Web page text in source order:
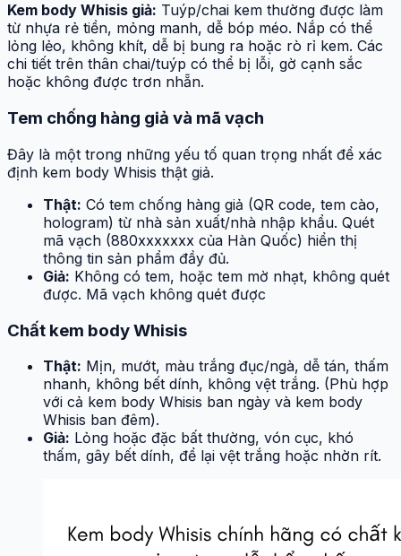
Kem body Whisis giả: Tuýp/chai kem thường được làm
từ nhựa rẻ tiền, mỏng manh, dễ bóp méo. Nắp có thể
lỏng lẻo, không khít, dễ bị bung ra hoặc rò rỉ kem. Các
chi tiết trên thân chai/tuýp có thể bị lỗi, gờ cạnh sắc
hoặc không được trơn nhẵn.
Tem chống hàng giả và mã vạch
Đây là một trong những yếu tố quan trọng nhất để xác
định kem body Whisis thật giả.
Thật: Có tem chống hàng giả (QR code, tem cào,
hologram) từ nhà sản xuất/nhà nhập khẩu. Quét
mã vạch (880xxxxxxx của Hàn Quốc) hiển thị
thông tin sản phẩm đầy đủ.
Giả: Không có tem, hoặc tem mờ nhạt, không quét
được. Mã vạch không quét được
Chất kem body Whisis
Thật: Mịn, mướt, màu trắng đục/ngà, dễ tán, thấm
nhanh, không bết dính, không vệt trắng. (Phù hợp
với cả kem body Whisis ban ngày và kem body
Whisis ban đêm).
Giả: Lỏng hoặc đặc bất thường, vón cục, khó
thấm, gây bết dính, để lại vệt trắng hoặc nhờn rít.